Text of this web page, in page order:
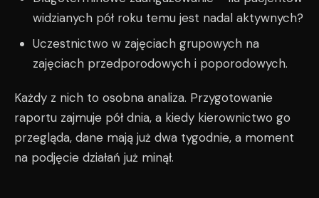
widzianych pół roku temu jest nadal aktywnych?
Uczestnictwo w zajęciach grupowych na
zajęciach przedporodowych i poporodowych.
Każdy z nich to osobna analiza. Przygotowanie
raportu zajmuje pół dnia, a kiedy kierownictwo go
przegląda, dane mają już dwa tygodnie, a moment
na podjęcie działań już minął.